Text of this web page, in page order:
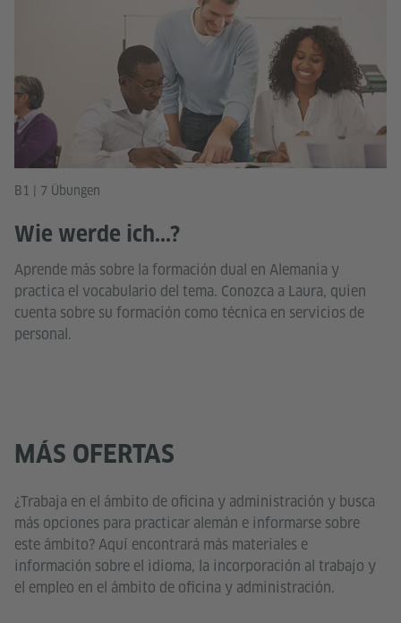
B1 | 7 Übungen
Wie werde ich...?
Aprende más sobre la formación dual en Alemania y
practica el vocabulario del tema. Conozca a Laura, quien
cuenta sobre su formación como técnica en servicios de
personal.
MÁS OFERTAS
¿Trabaja en el ámbito de oficina y administración y busca
más opciones para practicar alemán e informarse sobre
este ámbito? Aquí encontrará más materiales e
información sobre el idioma, la incorporación al trabajo y
el empleo en el ámbito de oficina y administración.